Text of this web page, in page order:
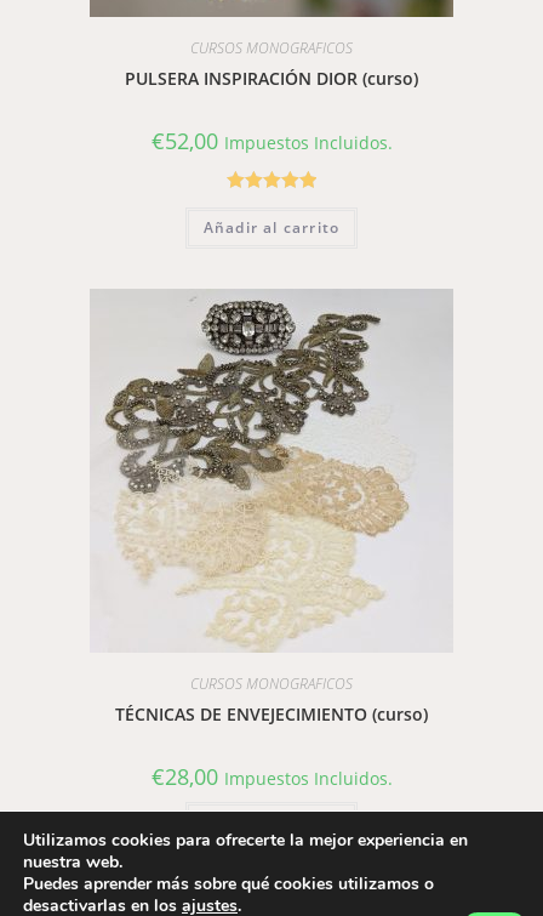
CURSOS MONOGRAFICOS
PULSERA INSPIRACIÓN DIOR (curso)
€52,00 Impuestos Incluidos.
5.00de 5
Añadir al carrito
CURSOS MONOGRAFICOS
TÉCNICAS DE ENVEJECIMIENTO (curso)
€28,00 Impuestos Incluidos.
Utilizamos cookies para ofrecerte la mejor experiencia en
nuestra web.
Puedes aprender más sobre qué cookies utilizamos o
desactivarlas en los ajustes.